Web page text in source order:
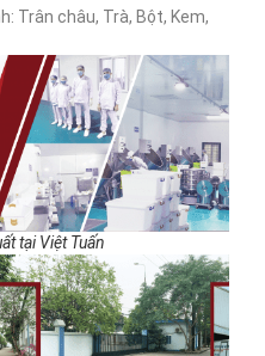
Trân châu, Trà, Bột, Kem,
tại Việt Tuấn